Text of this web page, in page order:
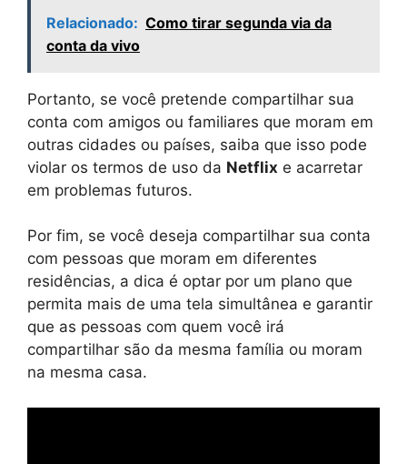
Relacionado: Como tirar segunda via da
conta da vivo
Portanto, se você pretende compartilhar sua
conta com amigos ou familiares que moram em
outras cidades ou países, saiba que isso pode
violar os termos de uso da Netflix e acarretar
em problemas futuros.
Por fim, se você deseja compartilhar sua conta
com pessoas que moram em diferentes
residências, a dica é optar por um plano que
permita mais de uma tela simultânea e garantir
que as pessoas com quem você irá
compartilhar são da mesma família ou moram
na mesma casa.